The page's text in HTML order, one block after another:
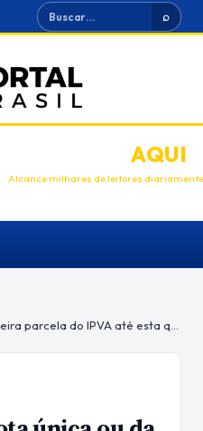
Buscar ⌕
ANUNCIEAQUI
Alcance milhares de leitores diariamente